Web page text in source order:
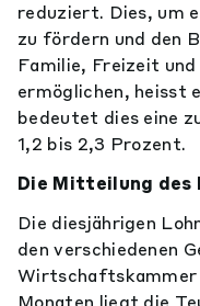
reduziert. Dies, um
zu fördern und den
Familie, Freizeit
ermöglichen, heisst
bedeutet dies eine
1,2 bis 2,3 Prozent.
Die Mitteilung des
Die diesjährigen
den verschiedenen
Wirtschaftskammer
Monaten liegt die